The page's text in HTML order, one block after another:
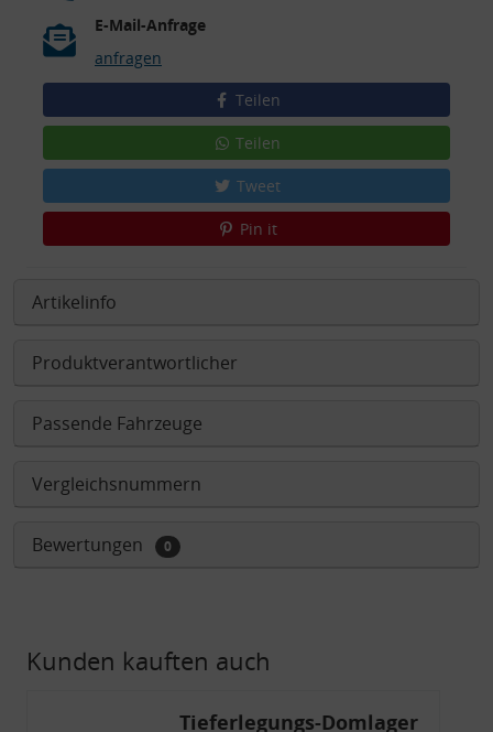
E-Mail-Anfrage
anfragen
Teilen
Teilen
Tweet
Pin it
Artikelinfo
Produktverantwortlicher
Passende Fahrzeuge
Vergleichsnummern
Bewertungen 0
Kunden kauften auch
Tieferlegungs-Domlager